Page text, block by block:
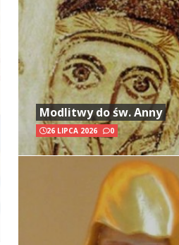
Modlitwy do św. Anny
26 LIPCA 2026 0